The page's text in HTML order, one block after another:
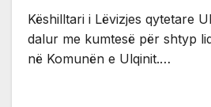
Këshilltari i Lëvizjes qytetare
dalur me kumtesë për shtyp
në Komunën e Ulqinit.…